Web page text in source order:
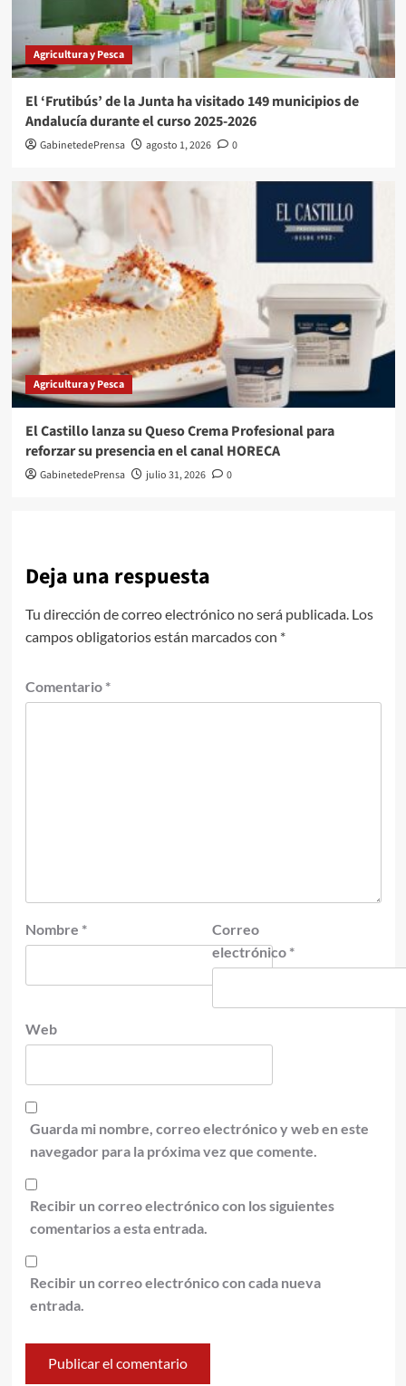
Agricultura y Pesca
El ‘Frutibús’ de la Junta ha visitado 149 municipios de
Andalucía durante el curso 2025-2026
GabinetedePrensa agosto 1, 2026 0
Agricultura y Pesca
El Castillo lanza su Queso Crema Profesional para
reforzar su presencia en el canal HORECA
GabinetedePrensa julio 31, 2026 0
Deja una respuesta
Tu dirección de correo electrónico no será publicada. Los
campos obligatorios están marcados con *
Comentario *
Nombre *
Correo
electrónico *
Web
Guarda mi nombre, correo electrónico y web en este
navegador para la próxima vez que comente.
Recibir un correo electrónico con los siguientes
comentarios a esta entrada.
Recibir un correo electrónico con cada nueva
entrada.